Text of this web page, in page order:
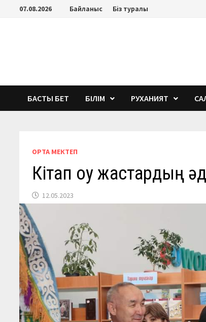
Перейти07.08.2026 Байланыс Біз туралы
БАСТЫ БЕТ БІЛІМ РУХАНИЯТ
ОРТА МЕКТЕП
Кітап оқу жастардың
12.05.2023